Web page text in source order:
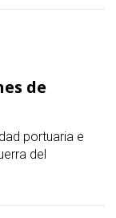
de
portuaria e
del